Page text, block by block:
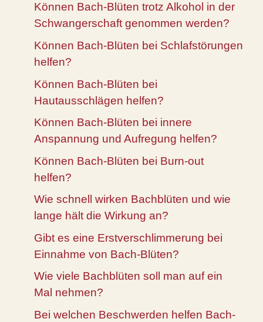
Können Bach-Blüten trotz Alkohol in der
Schwangerschaft genommen werden?
Können Bach-Blüten bei Schlafstörungen
helfen?
Können Bach-Blüten bei
Hautausschlägen helfen?
Können Bach-Blüten bei innere
Anspannung und Aufregung helfen?
Können Bach-Blüten bei Burn-out
helfen?
Wie schnell wirken Bachblüten und wie
lange hält die Wirkung an?
Gibt es eine Erstverschlimmerung bei
Einnahme von Bach-Blüten?
Wie viele Bachblüten soll man auf ein
Mal nehmen?
Bei welchen Beschwerden helfen Bach-